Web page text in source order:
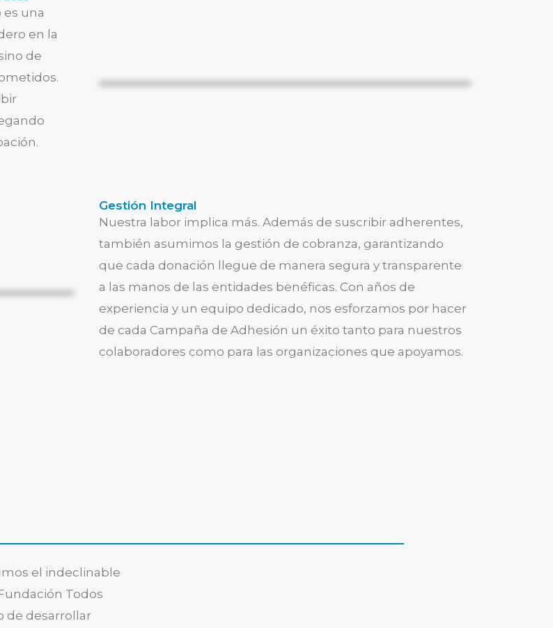
es una
en la
de
Gestión Integral
Nuestra labor implica más. Además de suscribir adherentes,
también asumimos la gestión de cobranza, garantizando
que cada donación llegue de manera segura y transparente
a las manos de las entidades benéficas. Con años de
experiencia y un equipo dedicado, nos esforzamos por hacer
de cada Campaña de Adhesión un éxito tanto para nuestros
colaboradores como para las organizaciones que apoyamos.
el indeclinable
Todos
de desarrollar